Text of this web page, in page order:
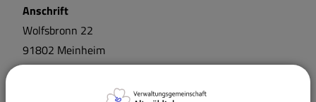
Anschrift
Wolfsbronn 22
91802 Meinheim